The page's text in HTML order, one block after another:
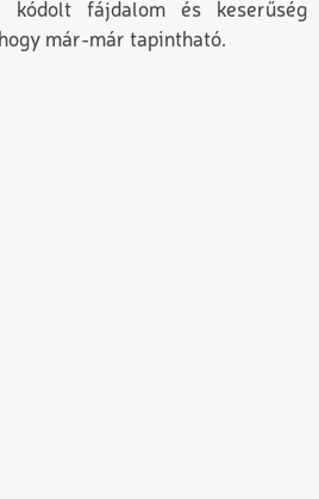
kódolt fájdalom és keserűség
már-már tapintható.